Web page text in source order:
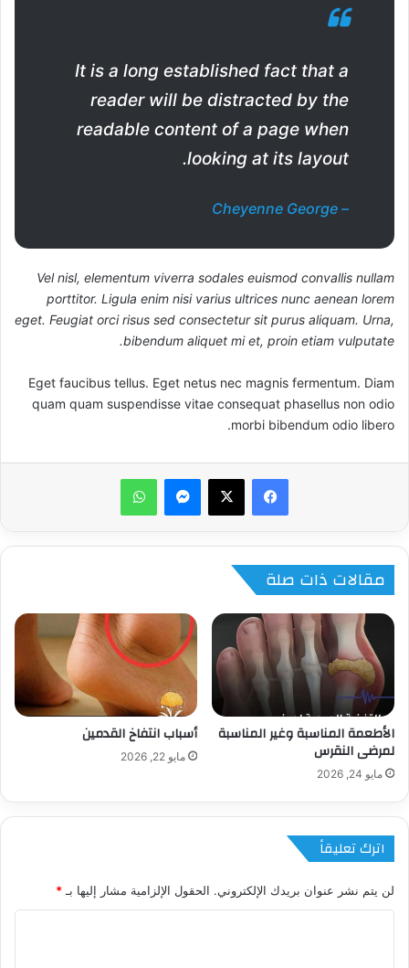
It is a long established fact that a
reader will be distracted by the
readable content of a page when
looking at its layout.
– Cheyenne George
Vel nisl, elementum viverra sodales euismod convallis nullam
porttitor. Ligula enim nisi varius ultrices nunc aenean lorem
eget. Feugiat orci risus sed consectetur sit purus aliquam. Urna,
bibendum aliquet mi et, proin etiam vulputate.
Eget faucibus tellus. Eget netus nec magnis fermentum. Diam
quam quam suspendisse vitae consequat phasellus non odio
morbi bibendum odio libero.
ماسنجر واتساب
مقالات ذات صلة
الأطعمة المناسبة وغير المناسبة
لمرضى النقرس
مايو 24, 2026
أسباب انتفاخ القدمين
مايو 22, 2026
اترك تعليقاً
لن يتم نشر عنوان بريدك الإلكتروني. الحقول الإلزامية مشار إليها بـ*